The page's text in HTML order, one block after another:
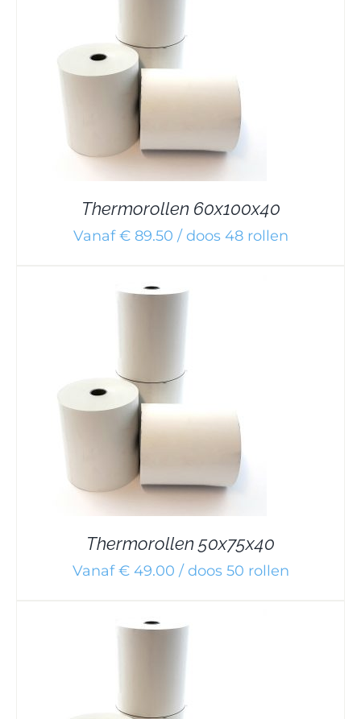
Thermorollen 60x100x40
Vanaf € 89.50 / doos 48 rollen
Thermorollen 50x75x40
Vanaf € 49.00 / doos 50 rollen